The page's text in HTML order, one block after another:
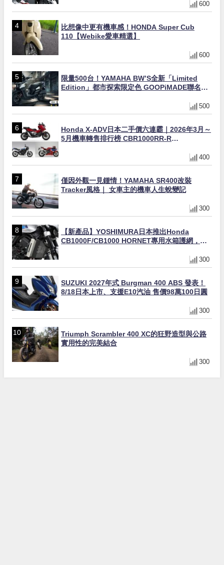
600
比想像中更有機車感！HONDA Super Cub
110【Webike愛車精選】
600
限量500台！YAMAHA BW’S全新「Limited
Edition」都市探索限定色 GOOPiMADE聯名包
500
Honda X-ADV日本二手價六連霸｜2026年3月～
5月機車轉售排行榜 CBR1000RR-R
400
僅因外觀一見鍾情！YAMAHA SR400改裝
Tracker風格｜ 女車主的機車人生蛻變記
300
【新產品】YOSHIMURA日本推出Honda
CB1000F/CB1000 HORNET專用水箱護網，六
300
SUZUKI 2027年式 Burgman 400 ABS 發表！
8/18日本上市、支援E10汽油 售價98萬100日圓
300
Triumph Scrambler 400 XC的狂野造型與公路
實用性的完美結合
300